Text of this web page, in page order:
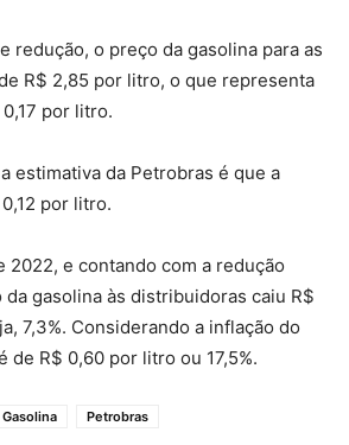
redução, o preço da gasolina para as
R$ 2,85 por litro, o que representa
por litro.
estimativa da Petrobras é que a
por litro.
2022, e contando com a redução
gasolina às distribuidoras caiu R$
7,3%. Considerando a inflação do
de R$ 0,60 por litro ou 17,5%.
Gasolina Petrobras